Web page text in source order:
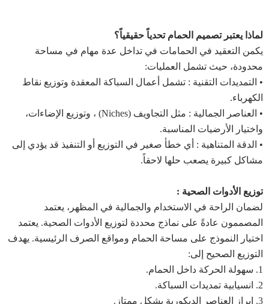
لماذا يعتبر تصميم الحمام تحدياً حقيقياً؟
يكمن التعقيد في الحمامات في تداخل عدة مهام في مساحة
محدودة، حيث تشمل العمليات:
• التمديدات التقنية : تشمل أعمال السباكة المعقدة وتوزيع نقاط
الكهرباء.
• العناصر الجمالية : مثل التجاويف (Niches) ، وتوزيع الإضاءات،
واختيار الأرضيات المناسبة.
• الدقة المتناهية : أي خطأ صغير في التوزيع أو التنفيذ قد يؤدي إلى
مشاكل كبيرة يصعب حلها لاحقاً.
توزيع الأدوات الصحية :
لضمان الراحة في الاستخدام والجمالية في المظهر، يعتمد
المصممون عادةً على نماذج محددة لتوزيع الأدوات الصحية. يعتمد
اختيار النموذج على مساحة الحمام ومواقع الصرف الرئيسية. يهدف
التوزيع الصحيح إلى:
1. سهولة الحركة داخل الحمام.
2. انسيابية تمديدات السباكة.
3. إبراز العناصر الديكورية بشكل ممتاز.